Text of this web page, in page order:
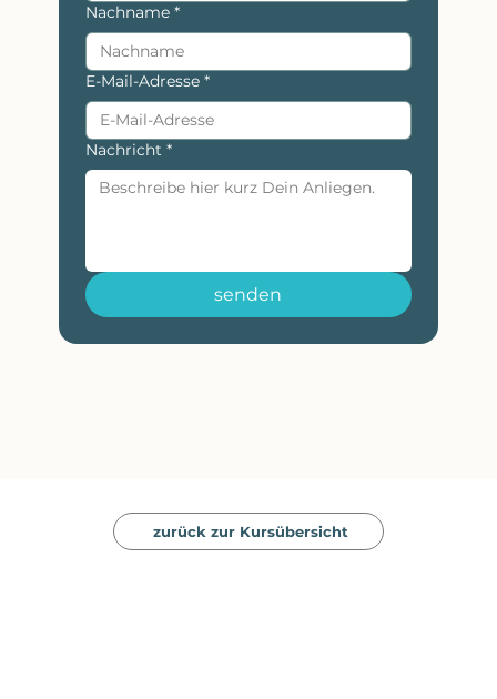
zurück zur Kursübersicht
Nachname *
E-Mail-Adresse *
Nachricht *
senden